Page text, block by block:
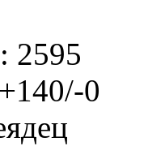
2595
0